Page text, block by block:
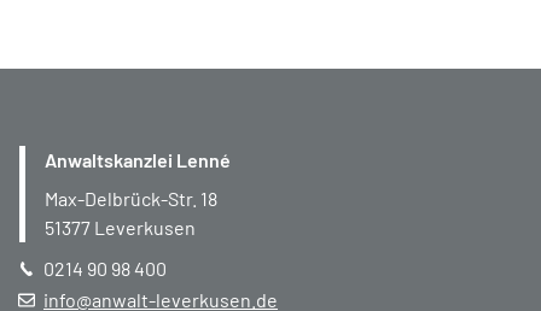
Anwaltskanzlei Lenné
Max-Delbrück-Str. 18
51377 Leverkusen
0214 90 98 400
info@anwalt-leverkusen.de